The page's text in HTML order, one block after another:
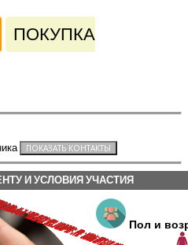
ПОКУПКА
И УСЛОВИЯ УЧАСТИЯ
Пол и